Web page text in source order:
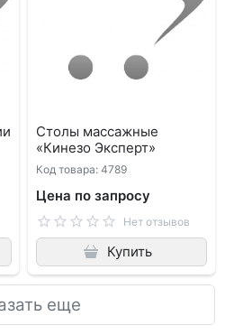
Столы массажные
«Кинезо Эксперт»
Код товара: 4789
Цена по запросу
Нет отзывов
Купить
еще